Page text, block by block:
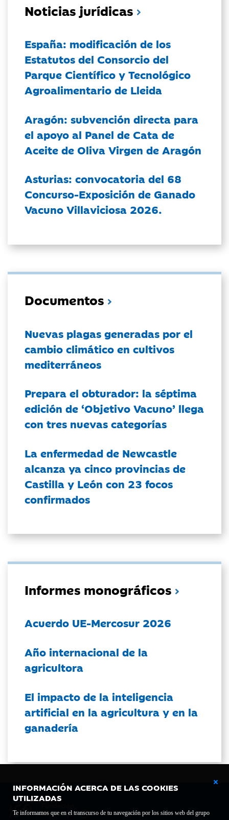
INFORMACIÓN ACERCA DE LAS COOKIES
UTILIZADAS
Te informamos que en el transcurso de tu navegación por los sitios web del grupo
Noticias jurídicas
España: modificación de los
Estatutos del Consorcio del
Parque Científico y Tecnológico
Agroalimentario de Lleida
Aragón: subvención directa para
el apoyo al Panel de Cata de
Aceite de Oliva Virgen de Aragón
Asturias: convocatoria del 68
Concurso-Exposición de Ganado
Vacuno Villaviciosa 2026.
Documentos
Nuevas plagas generadas por el
cambio climático en cultivos
mediterráneos
Prepara el obturador: la séptima
edición de ‘Objetivo Vacuno’ llega
con tres nuevas categorías
La enfermedad de Newcastle
alcanza ya cinco provincias de
Castilla y León con 23 focos
confirmados
Informes monográficos
Acuerdo UE-Mercosur 2026
Año internacional de la
agricultora
El impacto de la inteligencia
artificial en la agricultura y en la
ganadería